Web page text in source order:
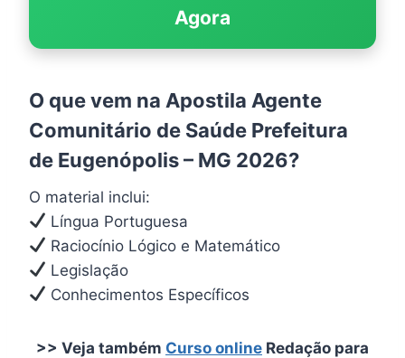
Agora
O que vem na Apostila Agente
Comunitário de Saúde Prefeitura
de Eugenópolis – MG 2026?
O material inclui:
Língua Portuguesa
Raciocínio Lógico e Matemático
Legislação
Conhecimentos Específicos
>> Veja também Curso online Redação para